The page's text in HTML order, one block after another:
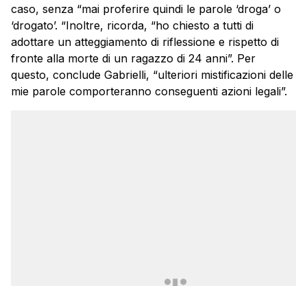
caso, senza “mai proferire quindi le parole ‘droga’ o
‘drogato’. “Inoltre, ricorda, “ho chiesto a tutti di
adottare un atteggiamento di riflessione e rispetto di
fronte alla morte di un ragazzo di 24 anni”. Per
questo, conclude Gabrielli, “ulteriori mistificazioni delle
mie parole comporteranno conseguenti azioni legali”.